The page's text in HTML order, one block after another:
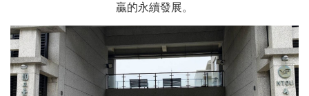
贏的永續發展。